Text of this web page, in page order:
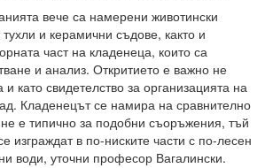
вече са намерени животински
и керамични съдове, както и
част на кладенеца, които са
и анализ. Откритието е важно не
като свидетелство за организацията на
Кладенецът се намира на сравнително
е типично за подобни съоръжения, тъй
изграждат в по-ниските части с по-лесен
води, уточни професор Вагалински.